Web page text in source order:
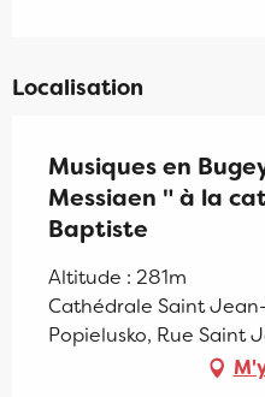
Localisation
Musiques en
Messiaen " à la
Baptiste
Altitude : 281m
Cathédrale Saint
Popielusko, Rue Saint